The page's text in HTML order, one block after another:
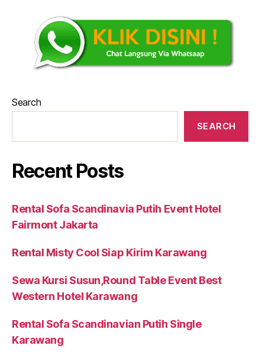
Search
SEARCH
Recent Posts
Rental Sofa Scandinavia Putih Event Hotel
Fairmont Jakarta
Rental Misty Cool Siap Kirim Karawang
Sewa Kursi Susun,Round Table Event Best
Western Hotel Karawang
Rental Sofa Scandinavian Putih Single
Karawang